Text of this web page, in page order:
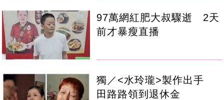
97萬網紅肥大叔驟逝 2天
前才暴瘦直播
獨／<水玲瓏>製作出手
田路路領到退休金